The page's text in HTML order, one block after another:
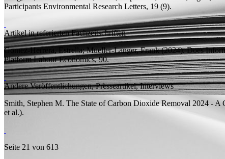
Participants Environmental Research Letters, 19 (9).
Artikel in referierten Fachzeitschriften
Gomez-Herrera, Estrella;Mueller-Langer, Frank(2024).Does
PlatformLabour Economics, 90.
Andere Veröffentlichungen, Presseartikel, Interviews
Smith, Stephen M. The State of Carbon Dioxide Removal 2024 - A
et al.).
Seite 21 von 613